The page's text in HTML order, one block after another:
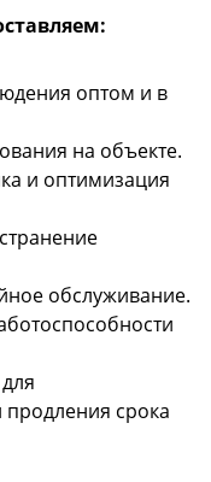
оптом и в
на объекте.
и оптимизация
обслуживание.
срока